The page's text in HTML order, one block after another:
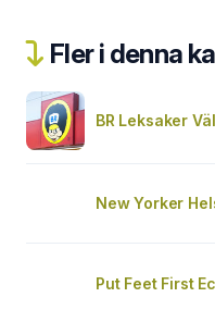
Fler i denna
BR Leksaker
New Yorker
Put Feet First